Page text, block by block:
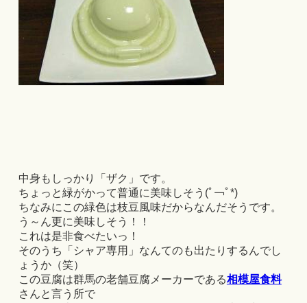
中身もしっかり「ザク」です。
ちょっと緑がかって普通に美味しそう(ﾟ￢ﾟ*)
ちなみにこの緑色は枝豆風味だからなんだそうです。
う～ん更に美味しそう！！
これは是非食べたいっ！
そのうち「シャア専用」なんてのも出たりするんでし
ょうか（笑）
この豆腐は群馬の老舗豆腐メーカーである相模屋食料
さんと言う所で